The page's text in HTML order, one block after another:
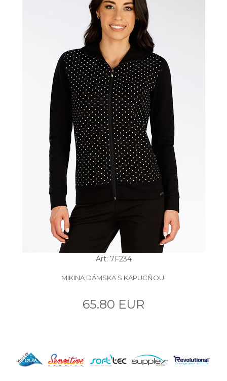
Art: 7F234
MIKINA DÁMSKA S KAPUCŇOU.
65.80 EUR